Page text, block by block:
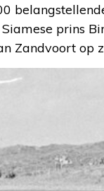
prins
Zandvoort op